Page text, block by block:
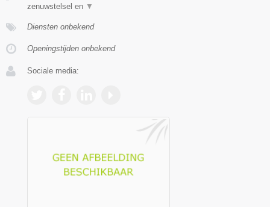
zenuwstelsel en ▼
Diensten onbekend
Openingstijden onbekend
Sociale media: